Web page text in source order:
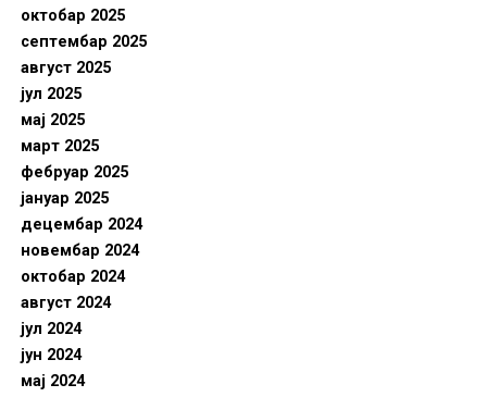
октобар 2025
септембар 2025
август 2025
јул 2025
мај 2025
март 2025
фебруар 2025
јануар 2025
децембар 2024
новембар 2024
октобар 2024
август 2024
јул 2024
јун 2024
мај 2024